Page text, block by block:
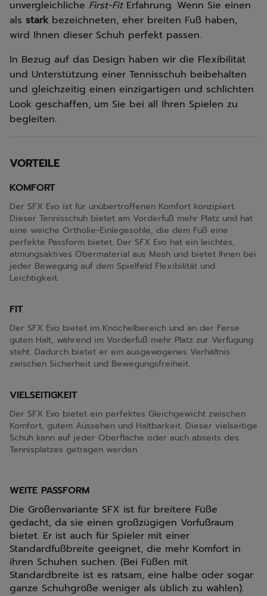
unvergleichliche First-FitErfahrung. Wenn Sie einen
als starkbezeichneten, eher breiten Fuß haben,
wird Ihnen dieser Schuh perfekt passen.
In Bezug auf das Design haben wir die Flexibilität
und Unterstützung einer Tennisschuh beibehalten
und gleichzeitig einen einzigartigen und schlichten
Look geschaffen, um Sie bei all Ihren Spielen zu
begleiten.
VORTEILE
KOMFORT
Der SFX Evo ist für unübertroffenen Komfort konzipiert.
Dieser Tennisschuh bietet am Vorderfuß mehr Platz und hat
eine weiche Ortholie-Einlegesohle, die dem Fuß eine
perfekte Passform bietet. Der SFX Evo hat ein leichtes,
atmungsaktives Obermaterial aus Mesh und bietet Ihnen bei
jeder Bewegung auf dem Spielfeld Flexibilität und
Leichtigkeit.
FIT
Der SFX Evo bietet im Knöchelbereich und an der Ferse
guten Halt, während im Vorderfuß mehr Platz zur Verfügung
steht. Dadurch bietet er ein ausgewogenes Verhältnis
zwischen Sicherheit und Bewegungsfreiheit.
VIELSEITIGKEIT
Der SFX Evo bietet ein perfektes Gleichgewicht zwischen
Komfort, gutem Aussehen und Haltbarkeit. Dieser vielseitige
Schuh kann auf jeder Oberfläche oder auch abseits des
Tennisplatzes getragen werden.
WEITE PASSFORM
Die Größenvariante SFX ist für breitere Füße
gedacht, da sie einen großzügigen Vorfußraum
bietet. Er ist auch für Spieler mit einer
Standardfußbreite geeignet, die mehr Komfort in
ihren Schuhen suchen. (Bei Füßen mit
Standardbreite ist es ratsam, eine halbe oder sogar
ganze Schuhgröße weniger als üblich zu wählen).